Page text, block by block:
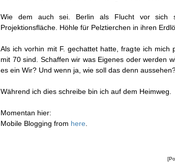
Wie dem auch sei. Berlin als Flucht vor sich
Projektionsfläche. Höhle für Pelztierchen in ihren
Als ich vorhin mit F. gechattet hatte, fragte ich mich
mit 70 sind. Schaffen wir was Eigenes oder werden
es ein Wir? Und wenn ja, wie soll das denn
Während ich dies schreibe bin ich auf dem Heimweg.
Momentan hier:
Mobile Blogging from here